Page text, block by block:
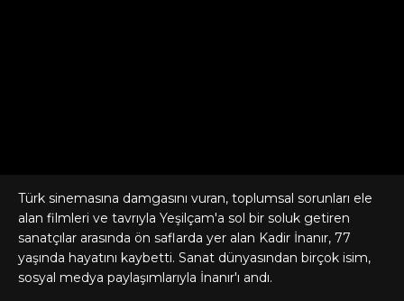
Türk sinemasına damgasını vuran, toplumsal sorunları ele
alan filmleri ve tavrıyla Yeşilçam'a sol bir soluk getiren
sanatçılar arasında ön saflarda yer alan Kadir İnanır, 77
yaşında hayatını kaybetti. Sanat dünyasından birçok isim,
sosyal medya paylaşımlarıyla İnanır'ı andı.